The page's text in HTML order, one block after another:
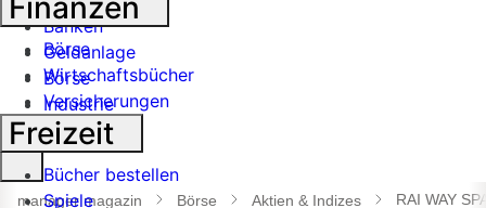
Banken
Geldanlage
Börse
Industrie
Suche
öffnen
manager magazin Börse Aktien & Indizes RAI WAY
Finanzen
Börse
Wirtschaftsbücher
Versicherungen
Freizeit
Bücher bestellen
Spiele